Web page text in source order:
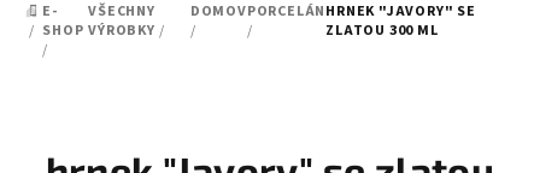
DOMŮ
/
E-
SHOP
/
VŠECHNY
VÝROBKY /
DOMOV
/
PORCELÁN
/
HRNEK "JAVORY" SE
ZLATOU 300 ML